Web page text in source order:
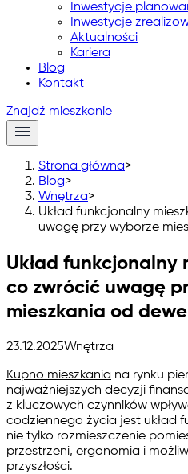
Inwestycje
Inwestycje
Aktualności
Kariera
Blog
Kontakt
Znajdź mieszkanie
Strona główna>
Blog>
Wnętrza>
Układ funkcjonalny
uwagę przy wyborze
Układ funkcjonalny
co zwrócić uwagę
mieszkania od
23.12.2025Wnętrza
Kupno mieszkania na rynku
najważniejszych decyzji
z kluczowych czynników
codziennego życia jest układ
nie tylko rozmieszczenie
przestrzeni, ergonomia i
przyszłości.